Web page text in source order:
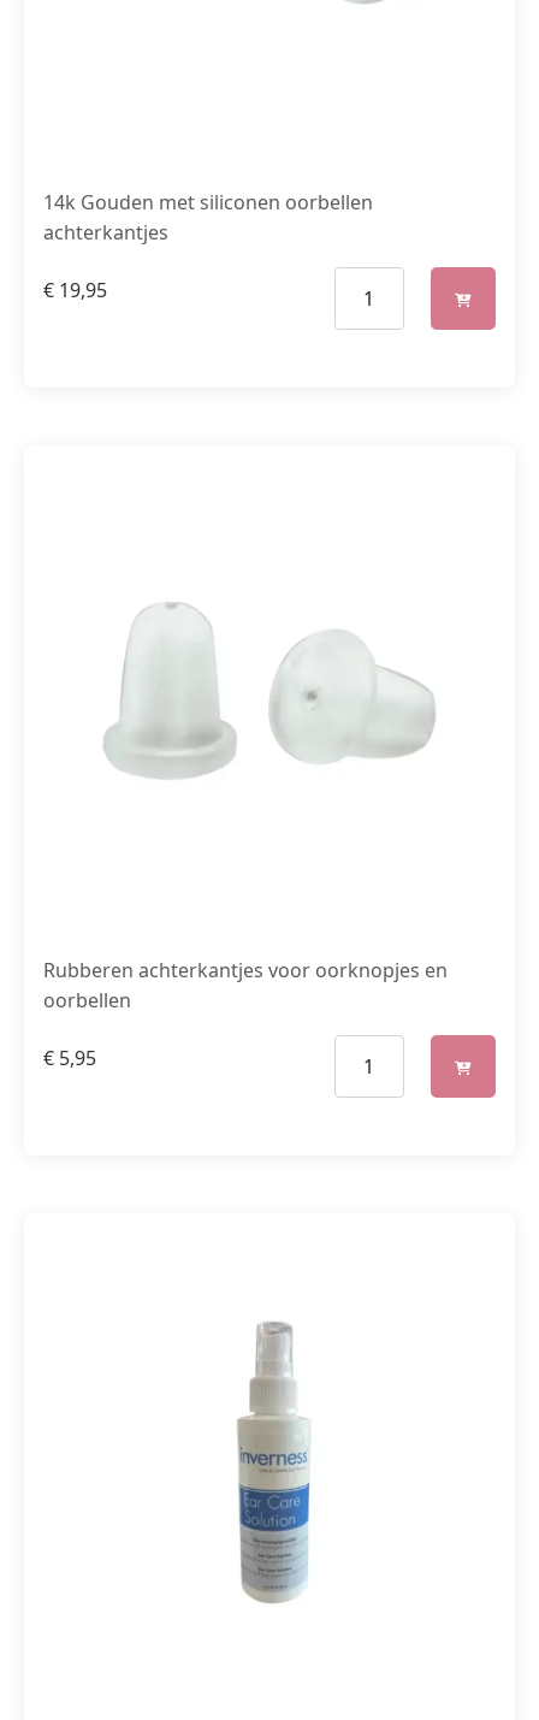
14k Gouden met siliconen oorbellen
achterkantjes
€ 19,95
Rubberen achterkantjes voor oorknopjes en
oorbellen
€ 5,95